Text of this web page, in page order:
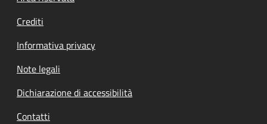
Crediti
Informativa privacy
Note legali
Dichiarazione di accessibilità
Contatti